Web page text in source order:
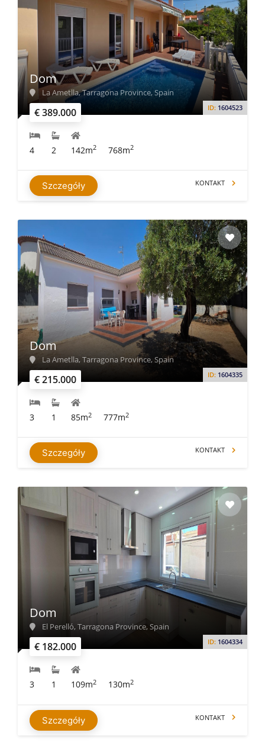
€ 389.000 ID: 1604523
Dom
La Ametlla, Tarragona Province, Spain
4 2 142m2 768m2
Szczegóły KONTAKT
€ 215.000 ID: 1604335
Dom
La Ametlla, Tarragona Province, Spain
3 1 85m2 777m2
Szczegóły KONTAKT
€ 182.000 ID: 1604334
Dom
El Perelló, Tarragona Province, Spain
3 1 109m2 130m2
Szczegóły KONTAKT